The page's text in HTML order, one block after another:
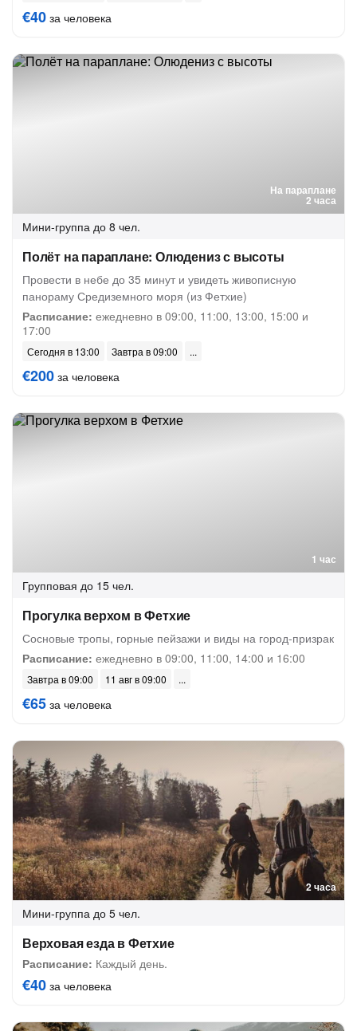
€40 за человека
На параплане
2 часа
Мини-группа до 8 чел.
Полёт на параплане: Олюдениз с высоты
Провести в небе до 35 минут и увидеть живописную
панораму Средиземного моря (из Фетхие)
Расписание: ежедневно в 09:00, 11:00, 13:00, 15:00 и
17:00
Сегодня в 13:00 Завтра в 09:00
€200 за человека
1 час
Групповая до 15 чел.
Прогулка верхом в Фетхие
Сосновые тропы, горные пейзажи и виды на город-призрак
Расписание: ежедневно в 09:00, 11:00, 14:00 и 16:00
Завтра в 09:00 11 авг в 09:00
€65 за человека
2 часа
Мини-группа до 5 чел.
Верховая езда в Фетхие
Расписание: Каждый день.
€40 за человека